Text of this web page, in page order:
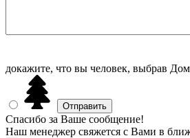
докажите, что вы человек, выбрав Дом
Спасибо за Ваше сообщение!
Наш менеджер свяжется с Вами в